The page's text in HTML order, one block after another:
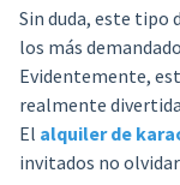
Sin duda, este tipo
los más
Evidentemente,
realmente
El alquiler de
invitados no